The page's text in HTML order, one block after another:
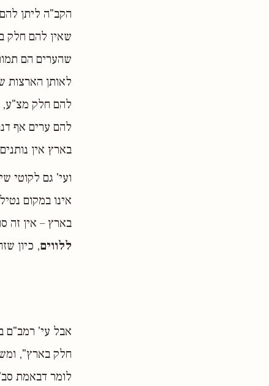
הקב"ה ליתן
שאין להם חלק
שהערים הם
לאותן הארצות
להם חלק
להם ערים אף
בארץ אין
אינו במקום
בארץ – אין זה
ללווים, כיון
אבל עי' רמב"ם
חלק בארץ",
לומר דבאמת